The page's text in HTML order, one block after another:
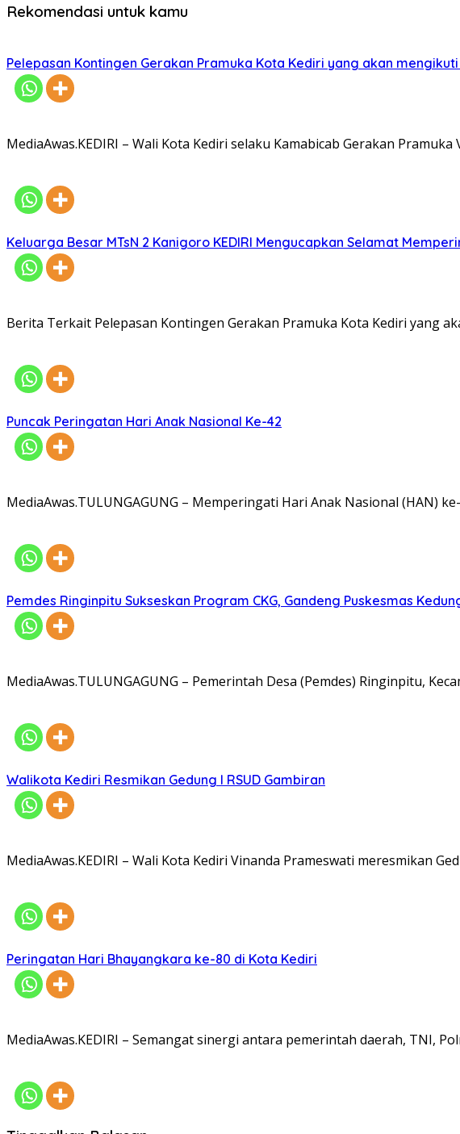
Rekomendasi untuk kamu
Pelepasan Kontingen Gerakan Pramuka Kota Kediri yang akan
MediaAwas.KEDIRI – Wali Kota Kediri selaku Kamabicab Gerakan
Keluarga Besar MTsN 2 Kanigoro KEDIRI Mengucapkan Selamat
Berita Terkait Pelepasan Kontingen Gerakan Pramuka Kota Kediri yang
Puncak Peringatan Hari Anak Nasional Ke-42
MediaAwas.TULUNGAGUNG – Memperingati Hari Anak Nasional (HAN)
Pemdes Ringinpitu Sukseskan Program CKG, Gandeng Puskesmas
MediaAwas.TULUNGAGUNG – Pemerintah Desa (Pemdes) Ringinpitu,
Walikota Kediri Resmikan Gedung I RSUD Gambiran
MediaAwas.KEDIRI – Wali Kota Kediri Vinanda Prameswati meresmikan
Peringatan Hari Bhayangkara ke-80 di Kota Kediri
MediaAwas.KEDIRI – Semangat sinergi antara pemerintah daerah, TNI,